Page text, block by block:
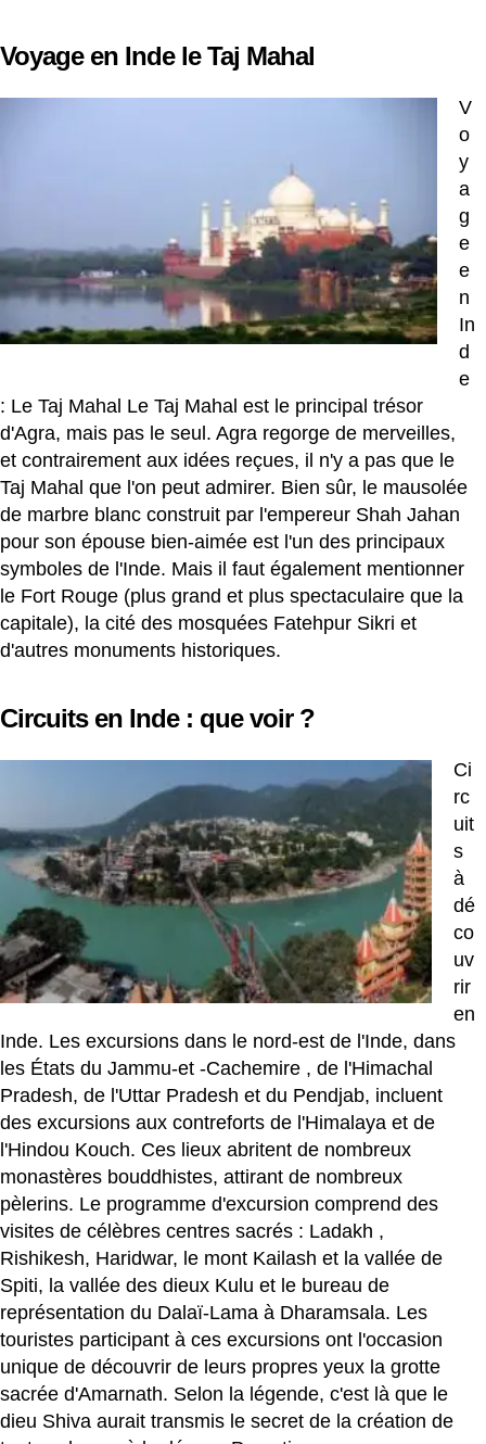
Voyage en Inde le Taj Mahal
V
o
y
a
g
e
e
n
In
d
e
: Le Taj Mahal Le Taj Mahal est le principal trésor
d'Agra, mais pas le seul. Agra regorge de merveilles,
et contrairement aux idées reçues, il n'y a pas que le
Taj Mahal que l'on peut admirer. Bien sûr, le mausolée
de marbre blanc construit par l'empereur Shah Jahan
pour son épouse bien-aimée est l'un des principaux
symboles de l'Inde. Mais il faut également mentionner
le Fort Rouge (plus grand et plus spectaculaire que la
capitale), la cité des mosquées Fatehpur Sikri et
d'autres monuments historiques.
Circuits en Inde : que voir ?
Ci
rc
uit
s
à
dé
co
uv
rir
en
Inde. Les excursions dans le nord-est de l'Inde, dans
les États du Jammu-et -Cachemire , de l'Himachal
Pradesh, de l'Uttar Pradesh et du Pendjab, incluent
des excursions aux contreforts de l'Himalaya et de
l'Hindou Kouch. Ces lieux abritent de nombreux
monastères bouddhistes, attirant de nombreux
pèlerins. Le programme d'excursion comprend des
visites de célèbres centres sacrés : Ladakh ,
Rishikesh, Haridwar, le mont Kailash et la vallée de
Spiti, la vallée des dieux Kulu et le bureau de
représentation du Dalaï-Lama à Dharamsala. Les
touristes participant à ces excursions ont l'occasion
unique de découvrir de leurs propres yeux la grotte
sacrée d'Amarnath. Selon la légende, c'est là que le
dieu Shiva aurait transmis le secret de la création de